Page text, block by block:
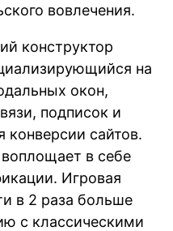
вовлечения.
конструктор
на
окон,
подписок и
сайтов.
в себе
Игровая
в 2 раза больше
с классическими